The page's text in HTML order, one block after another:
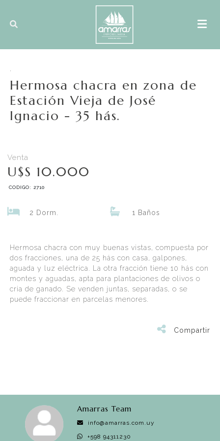
,
Hermosa chacra en zona de
Estación Vieja de José
Ignacio - 35 hás.
Venta
U$S 10.000
CODIGO: 2710
2 Dorm. 1 Baños
Hermosa chacra con muy buenas vistas, compuesta por
dos fracciones, una de 25 hás con casa, galpones,
aguada y luz eléctrica. La otra fracción tiene 10 hás con
montes y aguadas, apta para plantaciones de olivos o
cria de ganado. Se venden juntas, separadas, o se
puede fraccionar en parcelas menores.
Compartir
Amarras Team
info@amarras.com.uy
+598 94311230